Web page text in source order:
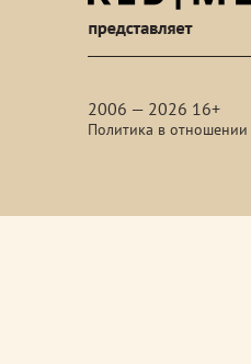
2006 — 2026 16+
Политика в